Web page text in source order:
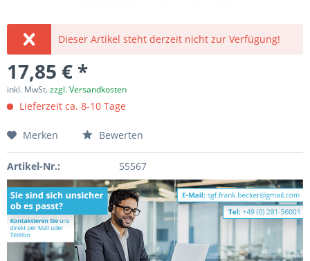
Dieser Artikel steht derzeit nicht zur Verfügung!
17,85 € *
inkl. MwSt.zzgl. Versandkosten
Lieferzeit ca. 8-10 Tage
Merken Bewerten
Artikel-Nr.: 55567